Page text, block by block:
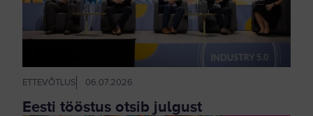
ETTEVÕTLUS 06.07.2026
Eesti tööstus otsib julgust